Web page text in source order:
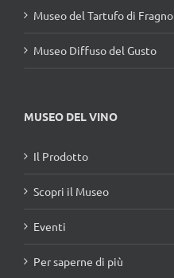
Museo del Tartufo di Fragno
Museo Diffuso del Gusto
MUSEO DEL VINO
Il Prodotto
Scopri il Museo
Eventi
Per saperne di più